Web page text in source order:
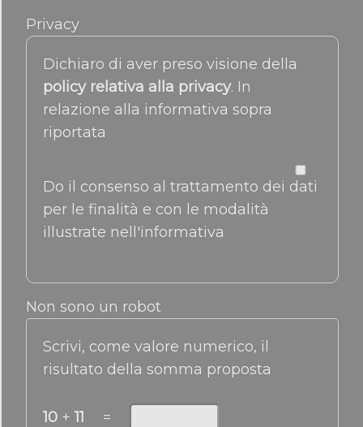
Privacy
Dichiaro di aver preso visione della
policy relativa alla privacy. In
relazione alla informativa sopra
riportata
Do il consenso al trattamento dei dati
per le finalità e con le modalità
illustrate nell'informativa
Non sono un robot
Scrivi, come valore numerico, il
risultato della somma proposta
10 + 11 =